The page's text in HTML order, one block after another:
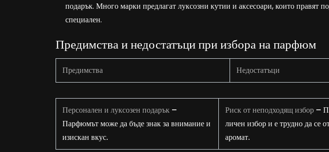
подарък. Много марки предлагат луксозни кутии и аксесоари, които правят
специален.
Предимства и недостатъци при избора на парфюм
Предимства Недостатъци
Персонален и луксозен подарък –
Парфюмът може да бъде знак за внимание и
изискан вкус.
Риск от неподходящ избор –
личен избор и е трудно да се
аромат.